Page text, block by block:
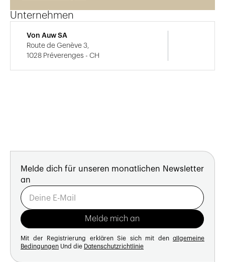
Unternehmen
Von Auw SA
Route de Genève 3,
1028 Préverenges - CH
Melde dich für unseren monatlichen Newsletter
an
Mit der Registrierung erklären Sie sich mit den allgemeine
Bedingungen Und die Datenschutzrichtlinie